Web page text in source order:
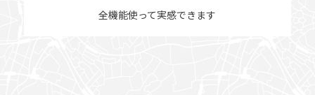
全機能使って実感できます